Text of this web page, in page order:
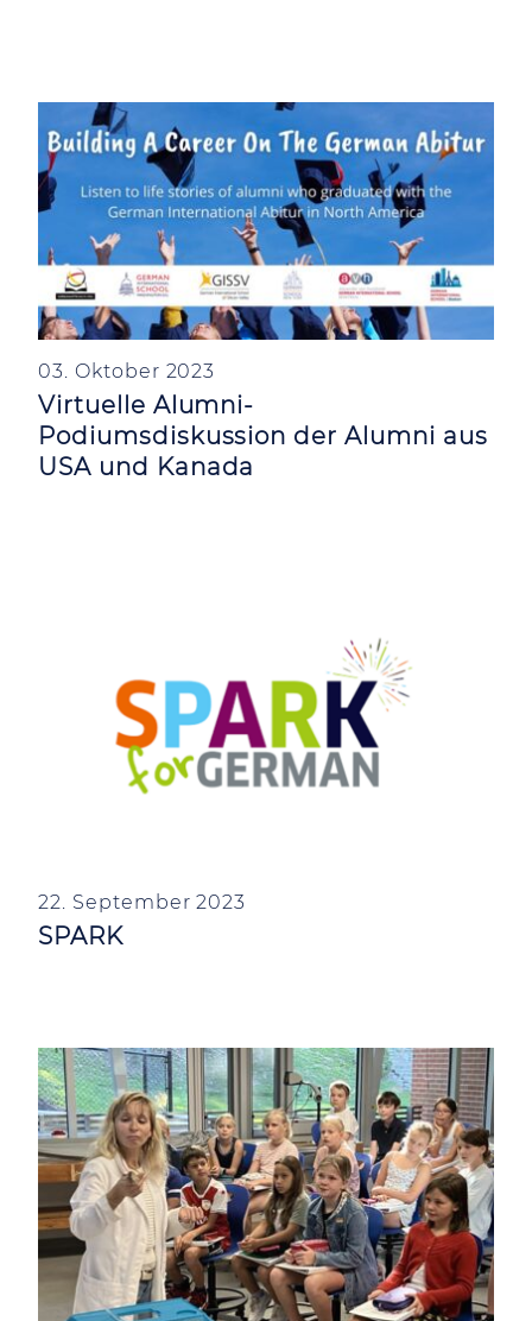
03. Oktober 2023
Virtuelle Alumni-
Podiumsdiskussion der Alumni aus
USA und Kanada
22. September 2023
SPARK